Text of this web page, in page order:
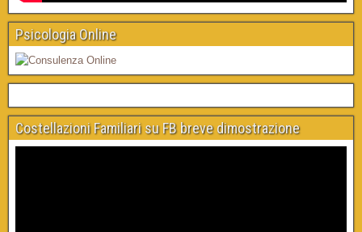
Psicologia Online
Costellazioni Familiari su FB breve dimostrazione